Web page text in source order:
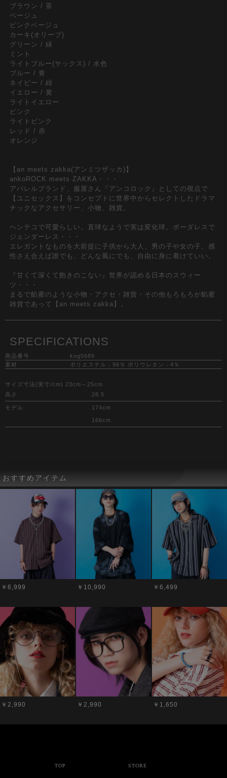
ブラウン / 茶
ベージュ
ピンクベージュ
カーキ(オリーブ)
グリーン / 緑
ミント
ライトブルー(サックス) / 水色
ブルー / 青
ネイビー / 紺
イエロー / 黄
ライトイエロー
ピンク
ライトピンク
レッド / 赤
オレンジ
【an meets zakka(アンミツザッカ)】
ankoROCK meets ZAKKA・・・
アパレルブランド、服屋さん『アンコロック』としての視点で
【ユニセックス】をコンセプトに世界中からセレクトしたドラマ
チックなアクセサリー、小物、雑貨。
ヘンテコで可愛らしい。直球なようで実は変化球。ボーダレスで
ジェンダーレス・・・
エレガントなものを大前提に子供から大人、男の子や女の子、感
性さえ合えば誰でも、どんな風にでも、自由に身に着けていい。
『甘くて深くて飽きのこない』世界が認める日本のスウィー
ツ・・・
まるで餡蜜のような小物・アクセ・雑貨・その他もろもろが餡蜜
雑貨であって【an meets zakka】。
SPECIFICATIONS
商品番号
kog5689
素材
ポリエステル：96％ ポリウレタン：4％
サイズ寸法(実寸/cm) 23cm～25cm
高さ
28.5
モデル 174cm
166cm
おすすめアイテム
￥6,999 ￥10,990 ￥6,499
￥2,990 ￥2,990 ￥1,650
TOP STORE